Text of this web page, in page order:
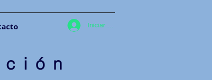
Iniciar sesión
n